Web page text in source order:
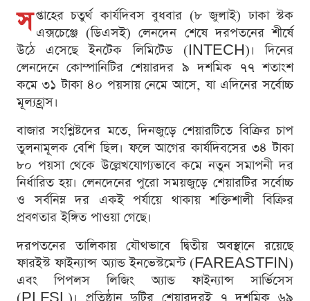
স প্তাহের চতুর্থ কার্যদিবস বুধবার (৮ জুলাই) ঢাকা স্টক
এক্সচেঞ্জে (ডিএসই) লেনদেন শেষে দরপতনের শীর্ষে
উঠে এসেছে ইনটেক লিমিটেড (INTECH)। দিনের
লেনদেনে কোম্পানিটির শেয়ারদর ৯ দশমিক ৭৭ শতাংশ
কমে ৩১ টাকা ৪০ পয়সায় নেমে আসে, যা এদিনের সর্বোচ্চ
মূল্যহ্রাস।
বাজার সংশ্লিষ্টদের মতে, দিনজুড়ে শেয়ারটিতে বিক্রির চাপ
তুলনামূলক বেশি ছিল। ফলে আগের কার্যদিবসের ৩৪ টাকা
৮০ পয়সা থেকে উল্লেখযোগ্যভাবে কমে নতুন সমাপনী দর
নির্ধারিত হয়। লেনদেনের পুরো সময়জুড়ে শেয়ারটির সর্বোচ্চ
ও সর্বনিম্ন দর একই পর্যায়ে থাকায় শক্তিশালী বিক্রির
প্রবণতার ইঙ্গিত পাওয়া গেছে।
দরপতনের তালিকায় যৌথভাবে দ্বিতীয় অবস্থানে রয়েছে
ফারইস্ট ফাইন্যান্স অ্যান্ড ইনভেস্টমেন্ট (FAREASTFIN)
এবং পিপলস লিজিং অ্যান্ড ফাইন্যান্স সার্ভিসেস